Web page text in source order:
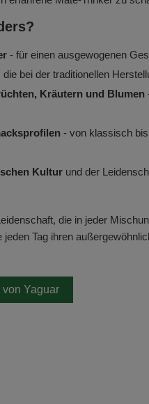
- für einen ausgewogenen
die bei der traditionellen
Kräutern und Blumen
- von klassisch
Kultur und der
die in jeder
jeden Tag ihren
Yaguar